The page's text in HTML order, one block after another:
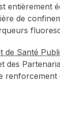
entièrement
de
Santé
des